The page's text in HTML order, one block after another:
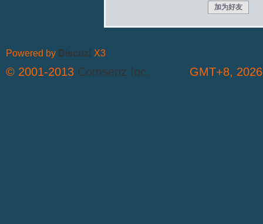
加为好友
GMT+8,
Powered by Discuz! X3
© 2001-2013 Comsenz Inc.